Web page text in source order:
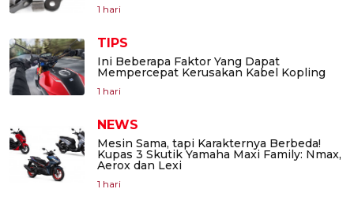
1 hari
TIPS
Ini Beberapa Faktor Yang Dapat
Mempercepat Kerusakan Kabel Kopling
1 hari
NEWS
Mesin Sama, tapi Karakternya Berbeda!
Kupas 3 Skutik Yamaha Maxi Family: Nmax,
Aerox dan Lexi
1 hari